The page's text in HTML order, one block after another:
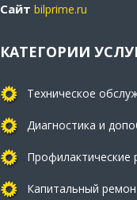
Сайт bilprime.ru
КАТЕГОРИИ
Техническое
Диагностика и
Профилактические
Капитальный